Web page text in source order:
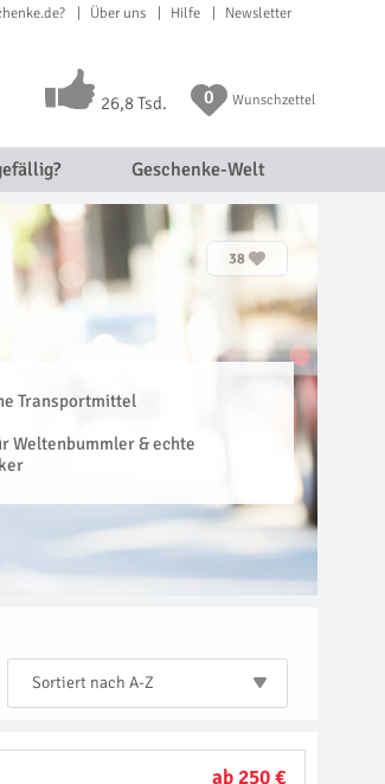
Über uns Hilfe Newsletter
26,8 Tsd. 0 Wunschzettel
Geschenke-Welt
38
Transportmittel
Weltenbummler & echte
Sortiert nach A-Z
ab 250 €